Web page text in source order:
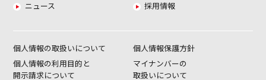
ニュース
採用情報
個人情報の取扱いについて
個人情報保護方針
個人情報の利用目的と
開示請求について
マイナンバーの
取扱いについて